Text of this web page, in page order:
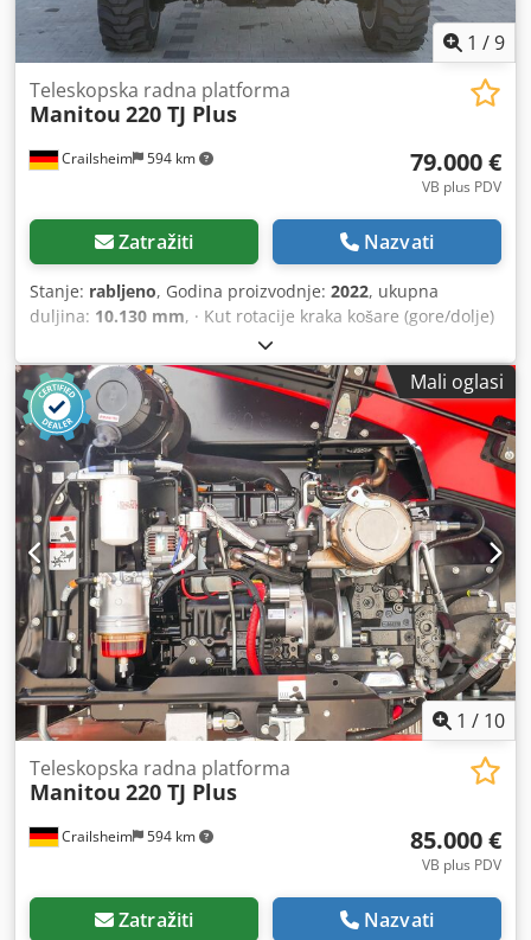
1 /9
Crailsheim 594 km
Teleskopska radna platforma
Manitou 220 TJ Plus
79.000 €
VB plus PDV
Zatražiti Nazvati
Stanje: rabljeno, Godina proizvodnje: 2022, ukupna
duljina: 10.130 mm, · Kut rotacije kraka košare (gore/dolje)
+70°/-63° · Rotacija nadgrađa 360 ° · Rotacija radne košare
(desno/lijevo) 90°/90° · Unutarnji radijus okretanja 2 m ·
vanjski radijus okretanja 4,40 m · Brzina vožnje – način
prijevoza: 4,90 km/h · Brzina kretanja - način rada: 1 km/h ·
Sposobnost penjanja: 40% · Dopušteni nagib u načinu
rada: 4 ° · Gume od vulkanizirane čvrste gume · Pogonski
kotači (prednji/stražnji): 2/2 · Upravljači (prednji/stražnji):
2/2 · Kočni kotači/kotači: 2/2 · Proizvođač / Model motora:
Yanmar - 3TNV88C-DMU · Standard motora: Stage V ·
Nazivna snaga / snaga motora s unutarnjim izgaranjem:
36,20 KS / 27,50 kW · Tlak na tlo: 18,20 dan/cm2 Csdpozrp
Irsfx Apvjrf · Hidraulički tlak: 400 bara · Kapacitet
hidrauličkog spremnika: 94 l · Kapacitet spremnika goriva:
72L · Ambijentalna buka (LwA): < 106 dB
Mali oglasi
1 / 10
Crailsheim 594 km
Teleskopska radna platforma
Manitou 220 TJ Plus
85.000 €
VB plus PDV
Zatražiti Nazvati